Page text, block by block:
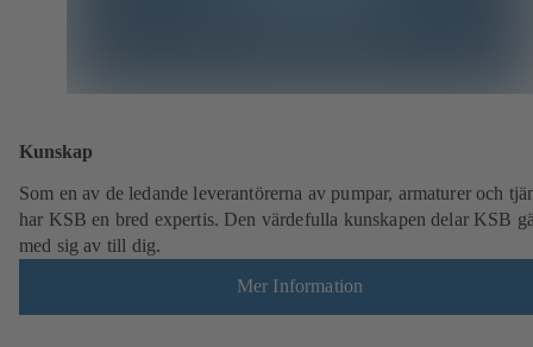
Kunskap
Som en av de ledande leverantörerna av pumpar, armaturer och
har KSB en bred expertis. Den värdefulla kunskapen delar KSB
med sig av till dig.
Mer Information